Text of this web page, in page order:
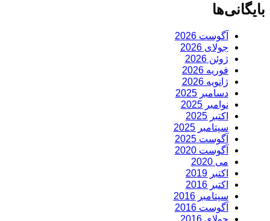
بایگانی‌ها
آگوست 2026
جولای 2026
ژوئن 2026
فوریه 2026
ژانویه 2026
دسامبر 2025
نوامبر 2025
اکتبر 2025
سپتامبر 2025
آگوست 2025
آگوست 2020
می 2020
اکتبر 2019
اکتبر 2016
سپتامبر 2016
آگوست 2016
جولای 2016